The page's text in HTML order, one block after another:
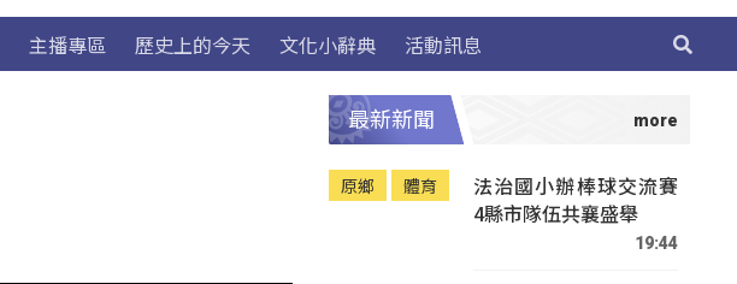
主播專區 歷史上的今天 文化小辭典 活動訊息
最新新聞
原鄉 體育
法治國小辦棒球交流賽
4縣市隊伍共襄盛舉
19:44